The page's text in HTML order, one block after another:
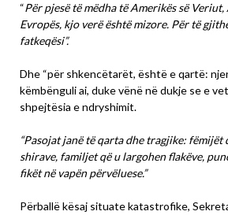
“Për pjesë të mëdha të Amerikës së
Evropës, kjo verë është mizore. Për të
fatkeqësi”.
Dhe “për shkencëtarët, është e qartë:
këmbënguli ai, duke vënë në dukje se e
shpejtësia e ndryshimit.
“Pasojat janë të qarta dhe tragjike: fëmijët
shirave, familjet që u largohen flakëve,
fikët në vapën përvëluese.”
Përballë kësaj situate katastrofike,